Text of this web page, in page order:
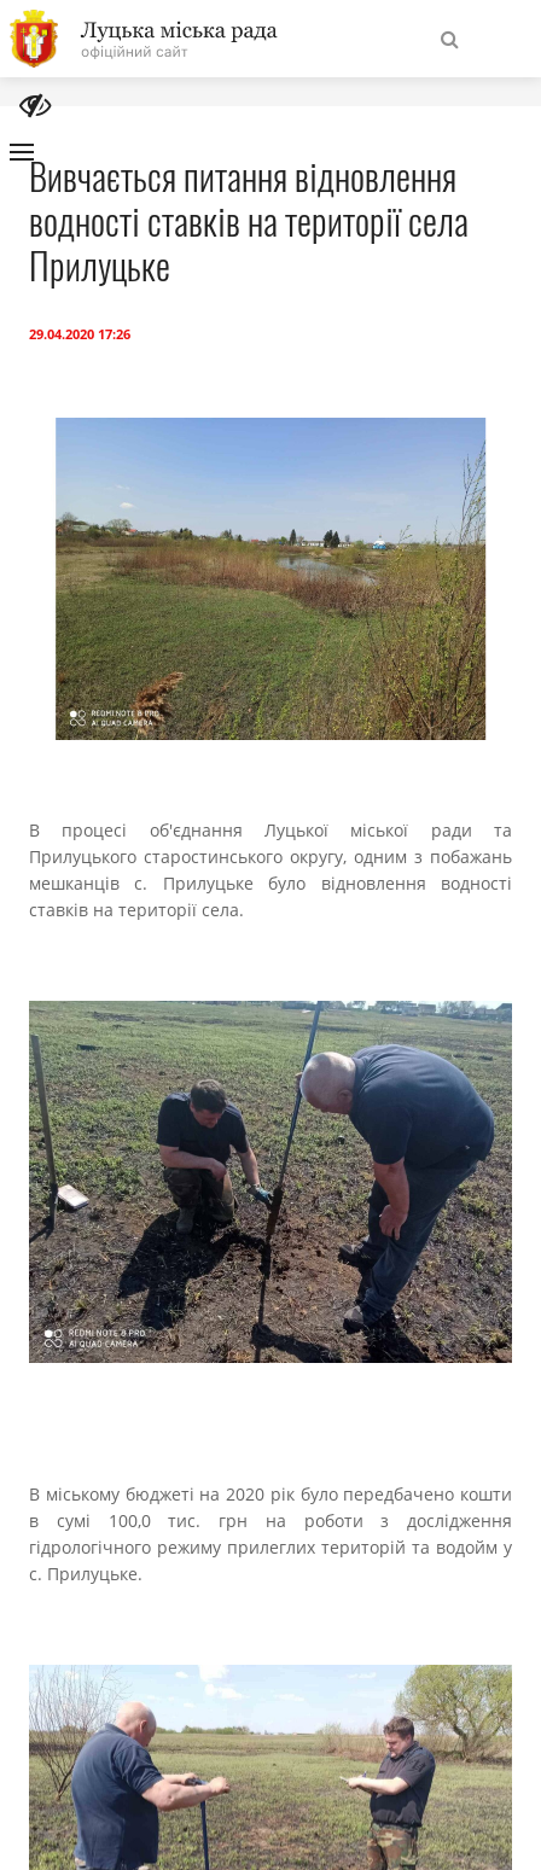
На
головну
НавігаціяПро місто
Бюджет
Прозорість влади
Документи
Вивчається питання відновлення
водності ставків на території села
Прилуцьке
29.04.2020 17:26
В процесі об'єднання Луцької міської ради та
Прилуцького старостинського округу, одним з побажань
мешканців с. Прилуцьке було відновлення водності
ставків на території села.
В міському бюджеті на 2020 рік було передбачено кошти
в сумі 100,0 тис. грн на роботи з дослідження
гідрологічного режиму прилеглих територій та водойм у
с. Прилуцьке.